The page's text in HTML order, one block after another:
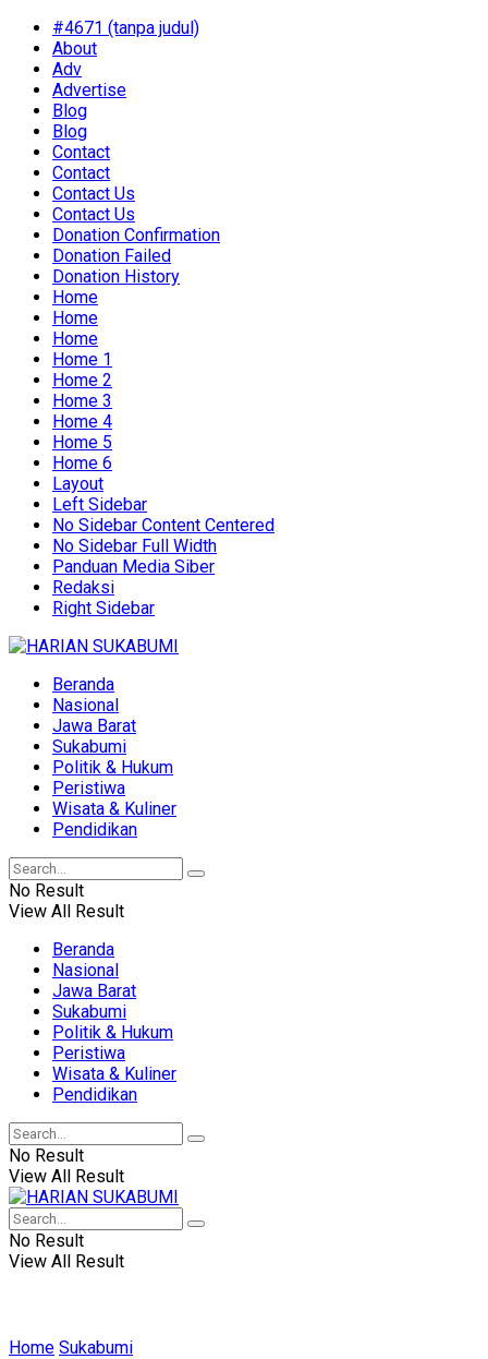
#4671 (tanpa judul)
About
Adv
Advertise
Blog
Blog
Contact
Contact
Contact Us
Contact Us
Donation Confirmation
Donation Failed
Donation History
Home
Home
Home
Home 1
Home 2
Home 3
Home 4
Home 5
Home 6
Layout
Left Sidebar
No Sidebar Content Centered
No Sidebar Full Width
Panduan Media Siber
Redaksi
Right Sidebar
Beranda
Nasional
Jawa Barat
Sukabumi
Politik & Hukum
Peristiwa
Wisata & Kuliner
Pendidikan
No Result
View All Result
Beranda
Nasional
Jawa Barat
Sukabumi
Politik & Hukum
Peristiwa
Wisata & Kuliner
Pendidikan
No Result
View All Result
No Result
View All Result
Home Sukabumi